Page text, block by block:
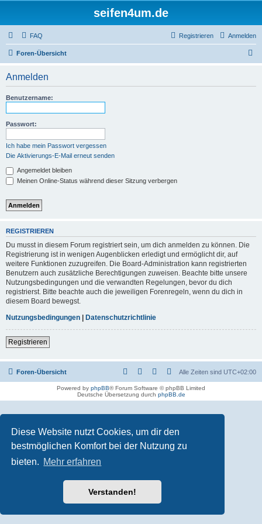
Diese Website nutzt Cookies, um dir den
bestmöglichen Komfort bei der Nutzung zu
bieten. Mehr erfahren
Verstanden!
seifen4um.de
FAQ Anmelden
Registrieren
Foren-Übersicht
Anmelden
Benutzername:
Passwort:
Ich habe mein Passwort vergessen
Die Aktivierungs-E-Mail erneut senden
Angemeldet bleiben
Meinen Online-Status während dieser Sitzung verbergen
REGISTRIEREN
Du musst in diesem Forum registriert sein, um dich anmelden zu können. Die
Registrierung ist in wenigen Augenblicken erledigt und ermöglicht dir, auf
weitere Funktionen zuzugreifen. Die Board-Administration kann registrierten
Benutzern auch zusätzliche Berechtigungen zuweisen. Beachte bitte unsere
Nutzungsbedingungen und die verwandten Regelungen, bevor du dich
registrierst. Bitte beachte auch die jeweiligen Forenregeln, wenn du dich in
diesem Board bewegst.
Nutzungsbedingungen | Datenschutzrichtlinie
Registrieren
Foren-Übersicht Alle Zeiten sind UTC+02:00
Powered by phpBB® Forum Software © phpBB Limited
Deutsche Übersetzung durch phpBB.de